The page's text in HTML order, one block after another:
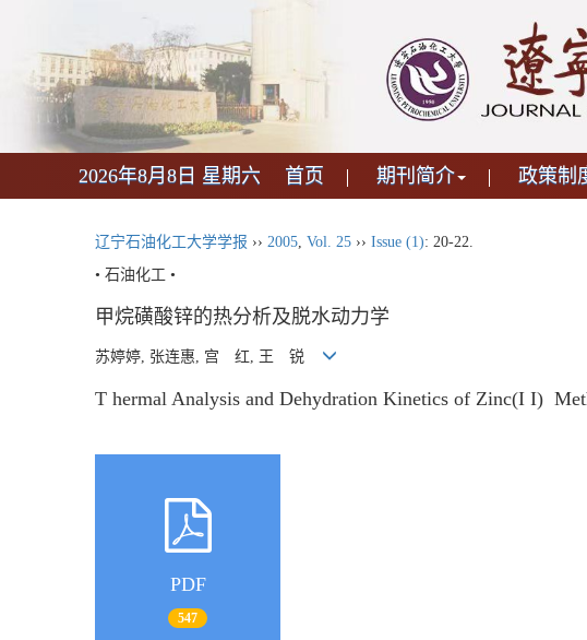
2026年8月8日 星期六 首页 期刊简介 政策制
辽宁石油化工大学学报 ›› 2005, Vol. 25 ›› Issue (1): 20-22.
• 石油化工 •
甲烷磺酸锌的热分析及脱水动力学
苏婷婷, 张连惠, 宫 红, 王 锐
T hermal Analysis and Dehydration Kinetics of Zinc(I I)
PDF
547